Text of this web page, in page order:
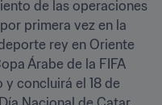
de las operaciones
primera vez en la
rey en Oriente
Árabe de la FIFA
y concluirá el 18 de